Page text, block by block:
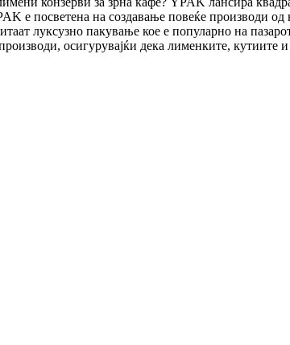
е посветена на создавање повеќе производи
луксузно пакување кое е популарно на пазарот
осигурувајќи дека лименките, кутиите